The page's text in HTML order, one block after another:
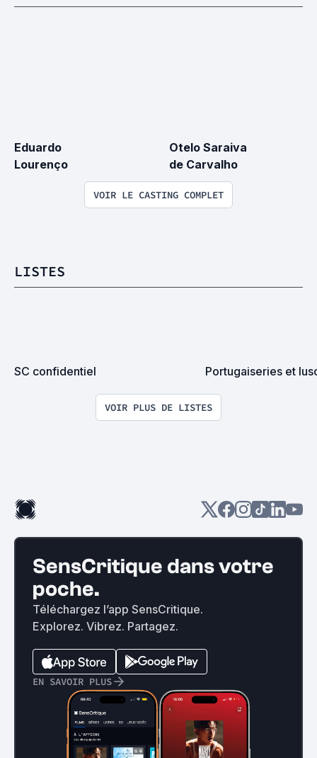
Eduardo
Lourenço
Otelo Saraiva
de Carvalho
VOIR LE CASTING COMPLET
LISTES
SC confidentiel Portugaiseries et
VOIR PLUS DE LISTES
SensCritique dans votre
poche.
Téléchargez l’app SensCritique.
Explorez. Vibrez. Partagez.
EN SAVOIR PLUS